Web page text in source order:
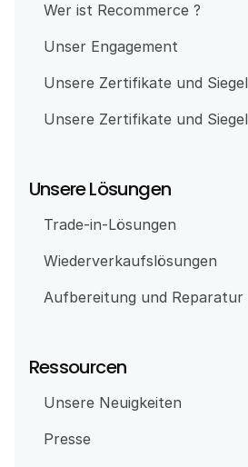
Wer ist Recommerce ?
Unser Engagement
Unsere Zertifikate und Siegel
Unsere Zertifikate und Siegel
Unsere Lösungen
Trade-in-Lösungen
Wiederverkaufslösungen
Aufbereitung und Reparatur
Ressourcen
Unsere Neuigkeiten
Presse